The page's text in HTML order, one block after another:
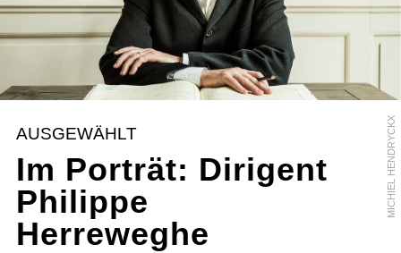
MICHIEL HENDRYCKX
AUSGEWÄHLT
Im Porträt: Dirigent
Philippe
Herreweghe